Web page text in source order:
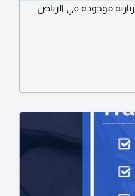
موجودة في الرياض